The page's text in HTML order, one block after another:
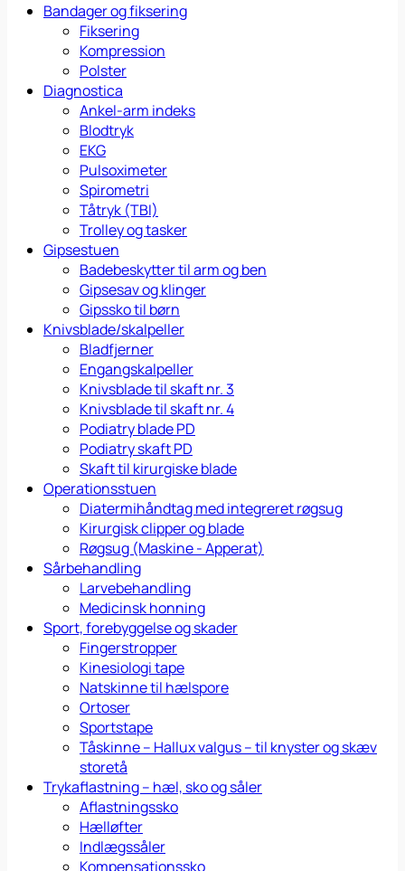
Bandager og fiksering
Fiksering
Kompression
Polster
Diagnostica
Ankel-arm indeks
Blodtryk
EKG
Pulsoximeter
Spirometri
Tåtryk (TBI)
Trolley og tasker
Gipsestuen
Badebeskytter til arm og ben
Gipsesav og klinger
Gipssko til børn
Knivsblade/skalpeller
Bladfjerner
Engangskalpeller
Knivsblade til skaft nr. 3
Knivsblade til skaft nr. 4
Podiatry blade PD
Podiatry skaft PD
Skaft til kirurgiske blade
Operationsstuen
Diatermihåndtag med integreret røgsug
Kirurgisk clipper og blade
Røgsug (Maskine - Apperat)
Sårbehandling
Larvebehandling
Medicinsk honning
Sport, forebyggelse og skader
Fingerstropper
Kinesiologi tape
Natskinne til hælspore
Ortoser
Sportstape
Tåskinne – Hallux valgus – til knyster og skæv
storetå
Trykaflastning – hæl, sko og såler
Aflastningssko
Hælløfter
Indlægssåler
Kompensationssko